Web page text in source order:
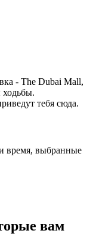
- The Dubai Mall,
ходьбы.
тебя сюда.
время, выбранные
вам